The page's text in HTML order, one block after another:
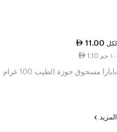
11.00 لكل
1.10 ١٠ جم
بايارا مسحوق جوزة الطيب 100 غرام
المزيد